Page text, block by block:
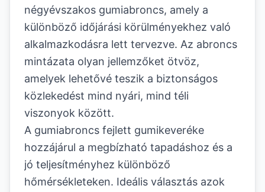
négyévszakos gumiabroncs, amely a
különböző időjárási körülményekhez való
alkalmazkodásra lett tervezve. Az abroncs
mintázata olyan jellemzőket ötvöz,
amelyek lehetővé teszik a biztonságos
közlekedést mind nyári, mind téli
viszonyok között.
A gumiabroncs fejlett gumikeveréke
hozzájárul a megbízható tapadáshoz és a
jó teljesítményhez különböző
hőmérsékleteken. Ideális választás azok